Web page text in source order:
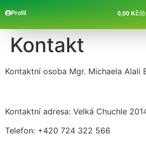
0,00 Kč
Profil
Kontakt
Kontaktní osoba Mgr. Michaela Alali
Kontaktní adresa: Velká Chuchle
Telefon: +420 724 322 566